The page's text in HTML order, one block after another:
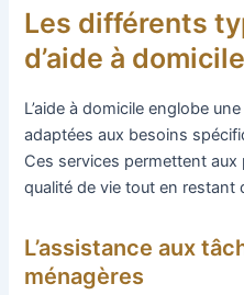
Les différents
d’aide à domicile
L’aide à domicile englobe
adaptées aux besoins
Ces services permettent
qualité de vie tout en restant
L’assistance aux
ménagères